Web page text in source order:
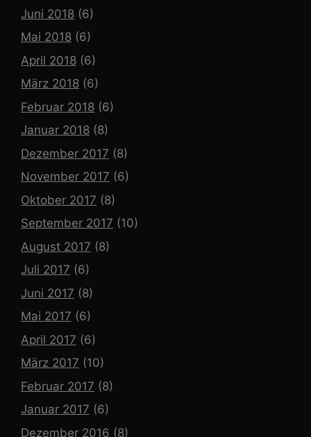
Juni 2018 (6)
Mai 2018 (6)
April 2018 (6)
März 2018 (6)
Februar 2018 (6)
Januar 2018 (8)
Dezember 2017 (8)
November 2017 (6)
Oktober 2017 (8)
September 2017 (10)
August 2017 (8)
Juli 2017 (6)
Juni 2017 (8)
Mai 2017 (6)
April 2017 (6)
März 2017 (10)
Februar 2017 (8)
Januar 2017 (6)
Dezember 2016 (8)